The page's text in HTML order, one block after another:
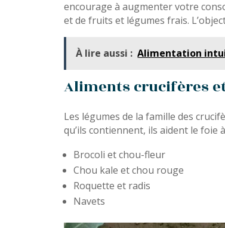
encourage à augmenter votre
et de fruits et légumes frais.
À lire aussi : Alimentation
Aliments crucifères
Les légumes de la famille des
qu’ils contiennent, ils aident le foie
Brocoli et chou-fleur
Chou kale et chou rouge
Roquette et radis
Navets